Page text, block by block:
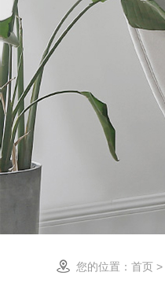
您的位置： 首页 >